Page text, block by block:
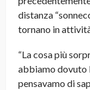
distanza
tornano in
“La cosa più
abbiamo dovuto
pensavamo di